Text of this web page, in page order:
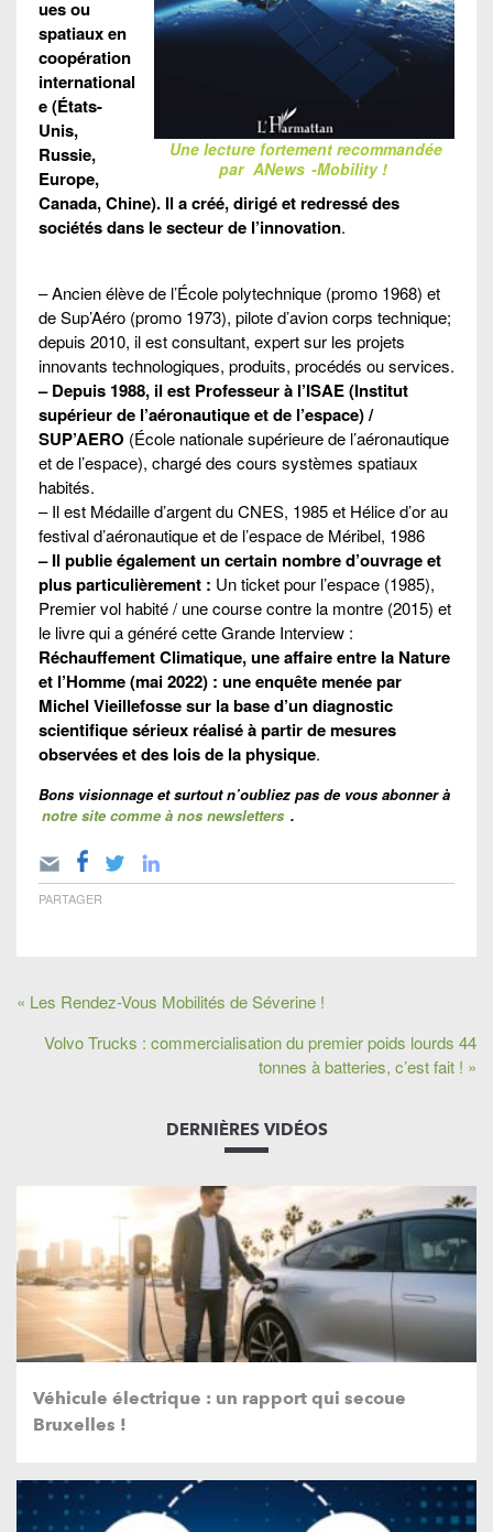
Une lecture fortement recommandée
par ANews -Mobility !
ues ou
spatiaux en
coopération
international
e (États-
Unis,
Russie,
Europe,
Canada, Chine). Il a créé, dirigé et redressé des
sociétés dans le secteur de l’innovation.
– Ancien élève de l’École polytechnique (promo 1968) et
de Sup’Aéro (promo 1973), pilote d’avion corps technique;
depuis 2010, il est consultant, expert sur les projets
innovants technologiques, produits, procédés ou services.
– Depuis 1988, il est Professeur à l’ISAE (Institut
supérieur de l’aéronautique et de l’espace) /
SUP’AERO (École nationale supérieure de l’aéronautique
et de l’espace), chargé des cours systèmes spatiaux
habités.
– Il est Médaille d’argent du CNES, 1985 et Hélice d’or au
festival d’aéronautique et de l’espace de Méribel, 1986
– Il publie également un certain nombre d’ouvrage et
plus particulièrement : Un ticket pour l’espace (1985),
Premier vol habité / une course contre la montre (2015) et
le livre qui a généré cette Grande Interview :
Réchauffement Climatique, une affaire entre la Nature
et l’Homme (mai 2022) : une enquête menée par
Michel Vieillefosse sur la base d’un diagnostic
scientifique sérieux réalisé à partir de mesures
observées et des lois de la physique.
Bons visionnage et surtout n’oubliez pas de vous abonner à
notre site comme à nos newsletters .
PARTAGER
« Les Rendez-Vous Mobilités de Séverine !
Volvo Trucks : commercialisation du premier poids lourds 44
tonnes à batteries, c’est fait ! »
DERNIÈRES VIDÉOS
Véhicule électrique : un rapport qui secoue
Bruxelles !